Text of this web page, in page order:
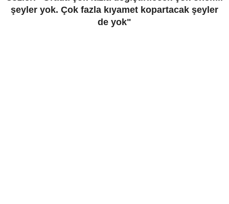
şeyler yok. Çok fazla kıyamet kopartacak şeyler
de yok"